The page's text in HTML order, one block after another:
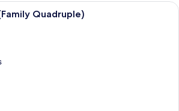
Habitación de hotel con cuatro
Quadruple)